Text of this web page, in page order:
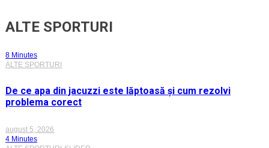
ALTE SPORTURI
8 Minutes
ALTE SPORTURI
De ce apa din jacuzzi este lăptoasă și cum rezolvi
problema corect
august 5, 2026
4 Minutes